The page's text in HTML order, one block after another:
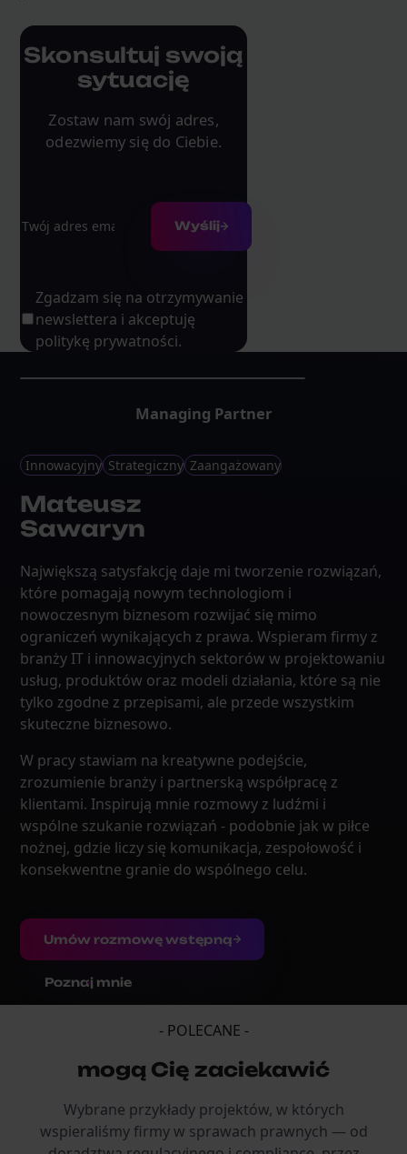
Skonsultuj swoją
sytuację
Zostaw nam swój adres,
odezwiemy się do Ciebie.
Wyślij
Zgadzam się na otrzymywanie
newslettera i akceptuję
politykę prywatności.
Managing Partner
Innowacyjny Strategiczny Zaangażowany
Mateusz
Sawaryn
Największą satysfakcję daje mi tworzenie rozwiązań,
które pomagają nowym technologiom i
nowoczesnym biznesom rozwijać się mimo
ograniczeń wynikających z prawa. Wspieram firmy z
branży IT i innowacyjnych sektorów w projektowaniu
usług, produktów oraz modeli działania, które są nie
tylko zgodne z przepisami, ale przede wszystkim
skuteczne biznesowo.
W pracy stawiam na kreatywne podejście,
zrozumienie branży i partnerską współpracę z
klientami. Inspirują mnie rozmowy z ludźmi i
wspólne szukanie rozwiązań - podobnie jak w piłce
nożnej, gdzie liczy się komunikacja, zespołowość i
konsekwentne granie do wspólnego celu.
Umów rozmowę wstępną
Poznaj mnie
- POLECANE -
mogą Cię zaciekawić
Wybrane przykłady projektów, w których
wspieraliśmy firmy w sprawach prawnych — od